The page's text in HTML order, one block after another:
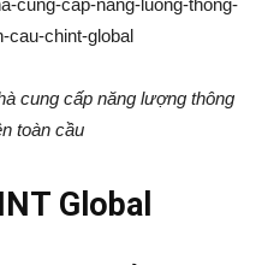
cung cấp năng lượng thông
toàn cầu
Global